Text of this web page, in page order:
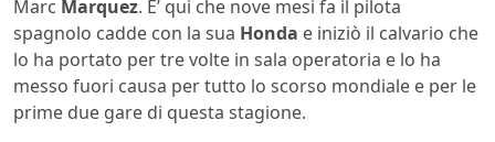
Marc Marquez. E’ qui che nove mesi fa il pilota
spagnolo cadde con la sua Honda e iniziò il calvario che
lo ha portato per tre volte in sala operatoria e lo ha
messo fuori causa per tutto lo scorso mondiale e per le
prime due gare di questa stagione.